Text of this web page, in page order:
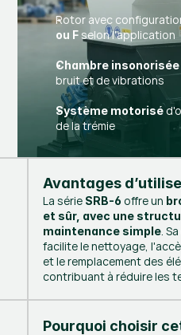
Rotor avec
ou F selon l'application
Chambre insonorisée
bruit et de vibrations
Système motorisé
de la trémie
Avantages
La série SRB-6 offre un
et sûr, avec une
maintenance simple.
facilite le nettoyage,
et le remplacement des
contribuant à réduire les
Pourquoi choisir